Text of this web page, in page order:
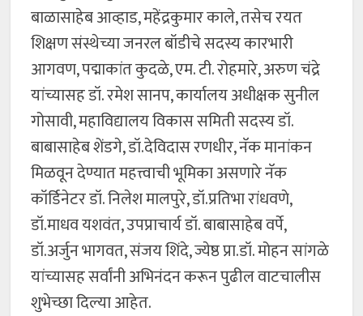
बाळासाहेब आव्हाड, महेंद्रकुमार काले, तसेच रयत
शिक्षण संस्थेच्या जनरल बॉडीचे सदस्य कारभारी
आगवण, पद्माकांत कुदळे, एम. टी. रोहमारे, अरुण चंद्रे
यांच्यासह डॉ. रमेश सानप, कार्यालय अधीक्षक सुनील
गोसावी, महाविद्यालय विकास समिती सदस्य डॉ.
बाबासाहेब शेंडगे, डॉ.देविदास रणधीर, नॅक मानांकन
मिळवून देण्यात महत्त्वाची भूमिका असणारे नॅक
कॉर्डिनेटर डॉ. निलेश मालपुरे, डॉ.प्रतिभा रांधवणे,
डॉ.माधव यशवंत, उपप्राचार्य डॉ. बाबासाहेब वर्पे,
डॉ.अर्जुन भागवत, संजय शिंदे, ज्येष्ठ प्रा.डॉ. मोहन सांगळे
यांच्यासह सर्वांनी अभिनंदन करून पुढील वाटचालीस
शुभेच्छा दिल्या आहेत.